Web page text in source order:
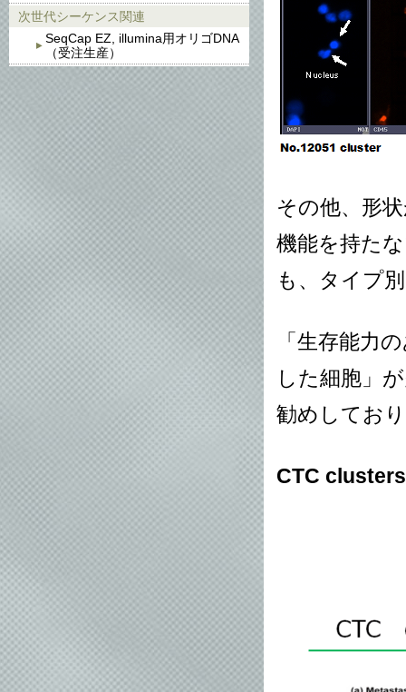
次世代シーケンス関連
SeqCap EZ, illumina用オリゴDNA
（受注生産）
その他、形
機能を持た
も、タイプ
「生存能力
した細胞」
勧めしてお
CTC